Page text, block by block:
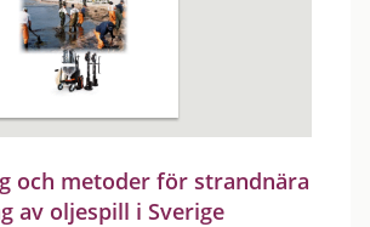
och metoder för strandnära
av oljespill i Sverige